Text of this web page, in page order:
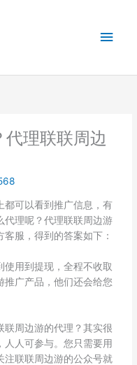
主
理联联周边
都可以看到推广信息，有
代理呢？代理联联周边游
服，得到的答案如下：
用到提现，全程不收取
推广产品，他们还会给您
联周边游的代理？其实很
人可参与。您只需要用
注联联周边游的公众号就